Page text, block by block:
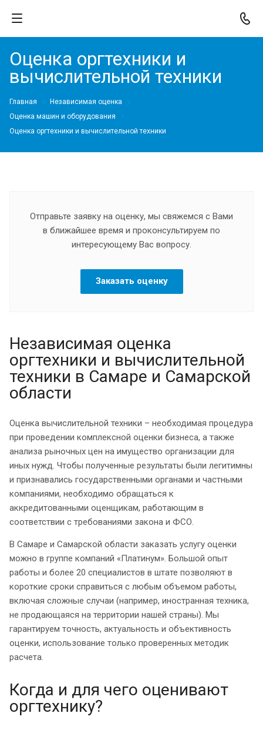
Оценка оргтехники и
вычислительной техники
Главная
Независимая оценка
Оценка машин и оборудования
Оценка оргтехники и вычислительной техники
Отправьте заявку на оценку, мы свяжемся с Вами
в ближайшее время и проконсультируем по
интересующему Вас вопросу.
Заказать оценку
Независимая оценка
оргтехники и вычислительной
техники в Самаре и Самарской
области
Оценка вычислительной техники – необходимая процедура
при проведении комплексной оценки бизнеса, а также
анализа рыночных цен на имущество организации для
иных нужд. Чтобы полученные результаты были легитимны
и признавались государственными органами и частными
компаниями, необходимо обращаться к
аккредитованными оценщикам, работающим в
соответствии с требованиями закона и ФСО.
В Самаре и Самарской области заказать услугу оценки
можно в группе компаний «Платинум». Большой опыт
работы и более 20 специалистов в штате позволяют в
короткие сроки справиться с любым объемом работы,
включая сложные случаи (например, иностранная техника,
не продающаяся на территории нашей страны). Мы
гарантируем точность, актуальность и объективность
оценки, использование только проверенных методик
расчета.
Когда и для чего оценивают
оргтехнику?